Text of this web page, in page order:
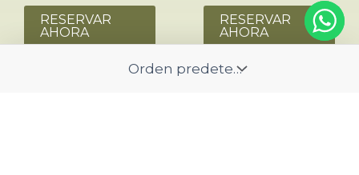
RESERVAR
AHORA
RESERVAR
AHORA